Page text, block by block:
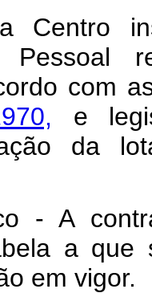
Centro
Pessoal
com
e
da
- A
a
em vigor.